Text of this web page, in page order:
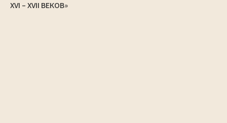
XVI – XVII ВЕКОВ»